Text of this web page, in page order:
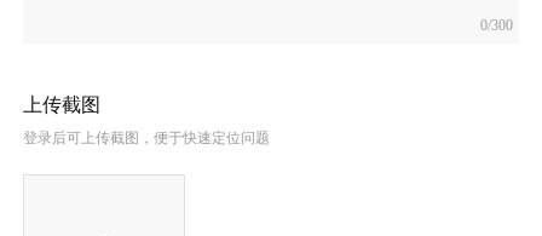
0/300
上传截图
登录后可上传截图，便于快速定位问题